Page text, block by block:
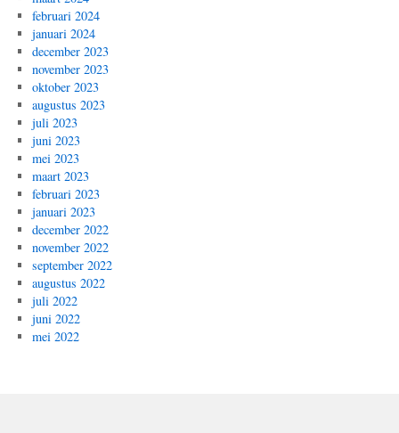
februari 2024
januari 2024
december 2023
november 2023
oktober 2023
augustus 2023
juli 2023
juni 2023
mei 2023
maart 2023
februari 2023
januari 2023
december 2022
november 2022
september 2022
augustus 2022
juli 2022
juni 2022
mei 2022